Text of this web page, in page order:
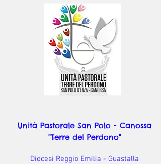
Unità Pastorale San Polo - Canossa
"Terre del Perdono"
Diocesi Reggio Emilia - Guastalla